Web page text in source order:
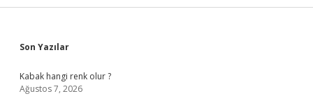
Sidebar
Son Yazılar
Kabak hangi renk olur ?
Ağustos 7, 2026